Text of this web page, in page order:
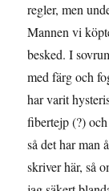
regler, men
Mannen vi
besked. I
med färg och
har varit
fibertejp (?)
så det har man
skriver här, så